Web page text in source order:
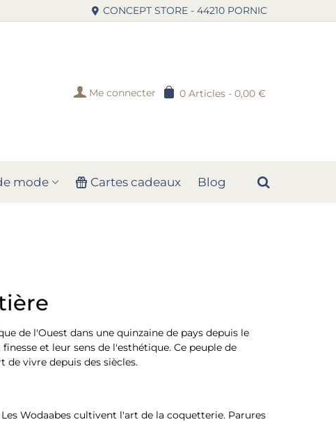
CONCEPT STORE - 44210 PORNIC
0 Articles - 0,00 €
Me connecter
mode Cartes cadeaux Blog
de l'Ouest dans une quinzaine de pays depuis le
et leur sens de l'esthétique. Ce peuple de
vivre depuis des siècles.
Wodaabes cultivent l'art de la coquetterie. Parures